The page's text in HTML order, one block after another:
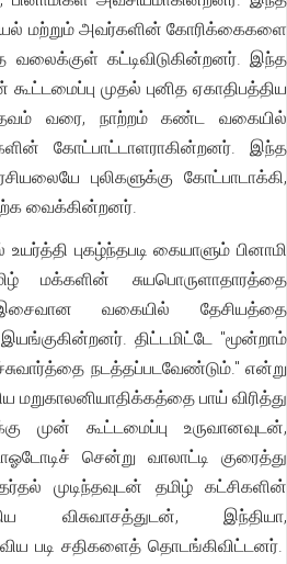
மற்றும் அவர்களின் கோரிக்கைகளை
வலைக்குள் கட்டிவிடுகின்றனர். இந்த
முதல் புனித ஏகாதிபத்திய
வரை, நாற்றம் கண்ட வகையில்
கோட்பாட்டாளராகின்றனர். இந்த
புலிகளுக்கு கோட்பாடாக்கி,
வைக்கின்றனர்.
புகழ்ந்தபடி கையாளும் பினாமி
மக்களின் சுயபொருளாதாரத்தை
வகையில் தேசியத்தை
திட்டமிட்டே "மூன்றாம்
நடத்தப்படவேண்டும்." என்று
மறுகாலனியாதிக்கத்தை பாய் விரித்து
முன் கூட்டமைப்பு உருவானவுடன்,
சென்று வாலாட்டி குரைத்து
முடிந்தவுடன் தமிழ் கட்சிகளின்
விசுவாசத்துடன், இந்தியா,
படி சதிகளைத் தொடங்கிவிட்டனர்.